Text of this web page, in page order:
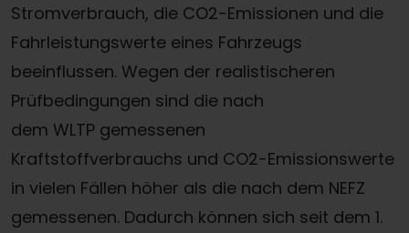
Stromverbrauch, die CO2-Emissionen und die
Fahrleistungswerte eines Fahrzeugs
beeinflussen. Wegen der realistischeren
Prüfbedingungen sind die nach
dem WLTP gemessenen
Kraftstoffverbrauchs und CO2-Emissionswerte
in vielen Fällen höher als die nach dem NEFZ
gemessenen. Dadurch können sich seit dem 1.